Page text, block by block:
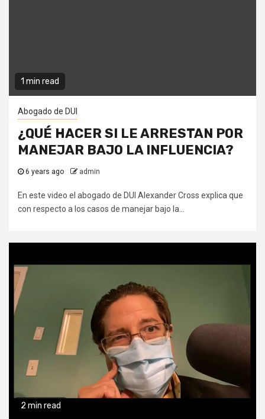
1 min read
Abogado de DUI
¿QUÉ HACER SI LE ARRESTAN POR
MANEJAR BAJO LA INFLUENCIA?
6 years ago admin
En este video el abogado de DUI Alexander Cross explica que
con respecto a los casos de manejar bajo la...
2 min read